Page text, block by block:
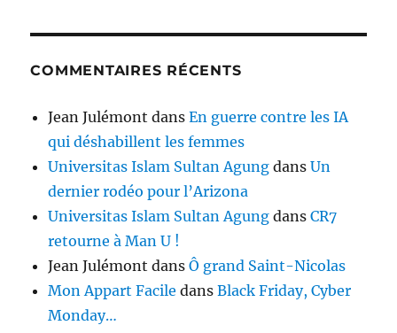
COMMENTAIRES RÉCENTS
Jean Julémont dansEn guerre contre les IA
qui déshabillent les femmes
Universitas Islam Sultan Agung dansUn
dernier rodéo pour l’Arizona
Universitas Islam Sultan Agung dansCR7
retourne à Man U !
Jean Julémont dansÔ grand Saint-Nicolas
Mon Appart Facile dansBlack Friday, Cyber
Monday…